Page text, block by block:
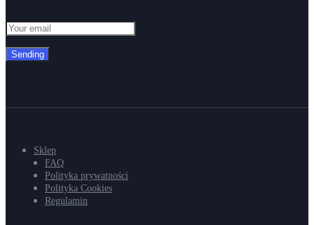
Sending
Sklep
FAQ
Polityka prywatności
Polityka Cookies
Regulamin